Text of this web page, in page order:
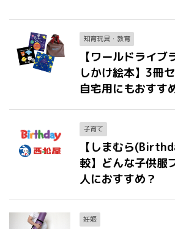
知育玩具・教育
【ワールドライ
しかけ絵本】3冊
自宅用にもおすす
子育て
【しまむら
較】どんな子供服
人におすすめ？
妊娠